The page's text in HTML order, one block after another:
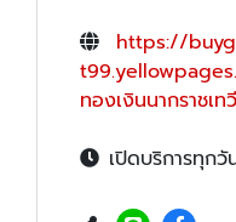
https://
ทองเงินนากราชเท
เปิดบริการทุก